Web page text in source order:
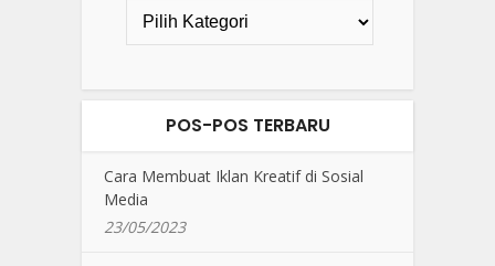
POS-POS TERBARU
Cara Membuat Iklan Kreatif di Sosial
Media
23/05/2023